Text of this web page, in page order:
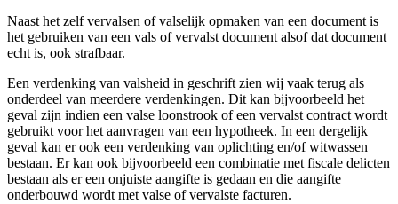
Naast het zelf vervalsen of valselijk opmaken van een document is
het gebruiken van een vals of vervalst document alsof dat document
echt is, ook strafbaar.
Een verdenking van valsheid in geschrift zien wij vaak terug als
onderdeel van meerdere verdenkingen. Dit kan bijvoorbeeld het
geval zijn indien een valse loonstrook of een vervalst contract wordt
gebruikt voor het aanvragen van een hypotheek. In een dergelijk
geval kan er ook een verdenking van oplichting en/of witwassen
bestaan. Er kan ook bijvoorbeeld een combinatie met fiscale delicten
bestaan als er een onjuiste aangifte is gedaan en die aangifte
onderbouwd wordt met valse of vervalste facturen.